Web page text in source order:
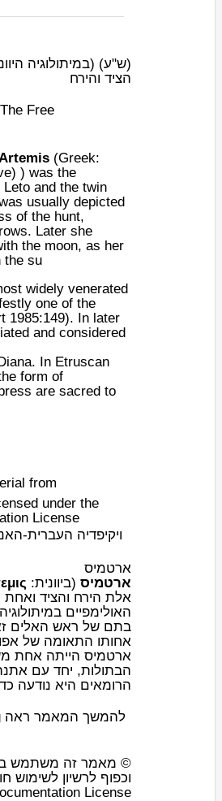
(ש"ע) (במיתולוגיה
הציד והירח
Free
(Greek:
) ) was the
Leto and the twin
usually depicted
of the hunt,
Later she
the moon, as her
the su
widely venerated
one of the
1985:149). In later
and considered
. In Etruscan
form of
are sacred to
from
under the
License
ארטמיס
ארטמיס (ביוונית:
אלת הירח והציד ואחת
האולימפיים ב
בתם של ראש האלים
אחותו התאומה של
ארטמיס הייתה אחת
הבתולות, יחד עם
הרומאים היא נודעה כ
להמשך המאמר ראה Wikipedia.org...
© מאמר זה משתמש
וכפוף לרשיון לשימוש
License